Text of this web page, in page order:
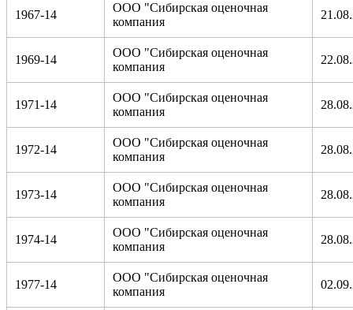
1967-14
ООО "Сибирская оценочная
компания
1969-14
ООО "Сибирская оценочная
компания
1971-14
ООО "Сибирская оценочная
компания
1972-14
ООО "Сибирская оценочная
компания
1973-14
ООО "Сибирская оценочная
компания
1974-14
ООО "Сибирская оценочная
компания
1977-14
ООО "Сибирская оценочная
компания